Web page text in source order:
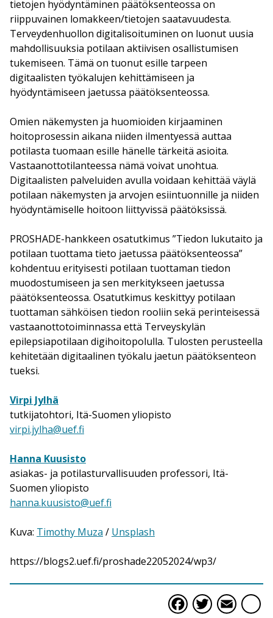
tietojen hyödyntäminen päätöksenteossa on
riippuvainen lomakkeen/tietojen saatavuudesta.
Terveydenhuollon digitalisoituminen on luonut uusia
mahdollisuuksia potilaan aktiivisen osallistumisen
tukemiseen. Tämä on tuonut esille tarpeen
digitaalisten työkalujen kehittämiseen ja
hyödyntämiseen jaetussa päätöksenteossa.
Omien näkemysten ja huomioiden kirjaaminen
hoitoprosessin aikana niiden ilmentyessä auttaa
potilasta tuomaan esille hänelle tärkeitä asioita.
Vastaanottotilanteessa nämä voivat unohtua.
Digitaalisten palveluiden avulla voidaan kehittää väylä
potilaan näkemysten ja arvojen esiintuonnille ja niiden
hyödyntämiselle hoitoon liittyvissä päätöksissä.
PROSHADE-hankkeen osatutkimus ”Tiedon lukutaito ja
potilaan tuottama tieto jaetussa päätöksenteossa”
kohdentuu erityisesti potilaan tuottaman tiedon
muodostumiseen ja sen merkitykseen jaetussa
päätöksenteossa. Osatutkimus keskittyy potilaan
tuottaman sähköisen tiedon rooliin sekä perinteisessä
vastaanottotoiminnassa että Terveyskylän
epilepsiapotilaan digihoitopolulla. Tulosten perusteella
kehitetään digitaalinen työkalu jaetun päätöksenteon
tueksi.
Virpi Jylhä
tutkijatohtori, Itä-Suomen yliopisto
virpi.jylha@uef.fi
Hanna Kuusisto
asiakas- ja potilasturvallisuuden professori, Itä-
Suomen yliopisto
hanna.kuusisto@uef.fi
Kuva: Timothy Muza / Unsplash
https://blogs2.uef.fi/proshade22052024/wp3/
Facebook